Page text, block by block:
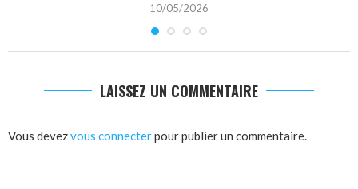
10/05/2026
LAISSEZ UN COMMENTAIRE
Vous devezvous connecterpour publier un commentaire.